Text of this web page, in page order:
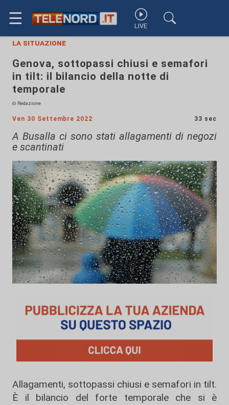
☰ LIVE
la situazione
Genova, sottopassi chiusi e semafori
in tilt: il bilancio della notte di
temporale
di Redazione
Ven 30 Settembre 2022 33 sec
A Busalla ci sono stati allagamenti di negozi
e scantinati
Allagamenti, sottopassi chiusi e semafori in tilt.
È il bilancio del forte temporale che si è